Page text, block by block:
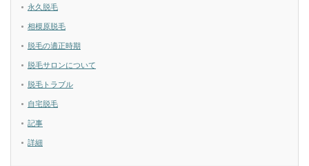
永久脱毛
相模原脱毛
脱毛の適正時期
脱毛サロンについて
脱毛トラブル
自宅脱毛
記事
詳細